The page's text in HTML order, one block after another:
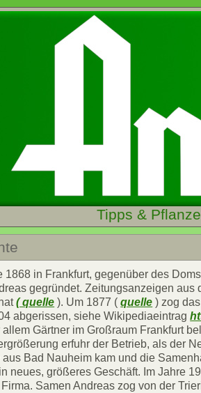
Tipps &
1868 in Frankfurt, gegenüber des
gegründet. Zeitungsanzeigen
( quelle ). Um 1877 (quelle ) zog
abgerissen, siehe Wikipediaeintrag
Gärtner im Großraum Frankfurt
erfuhr der Betrieb, als der
Bad Nauheim kam und die
neues, größeres Geschäft. Im Jahre
Samen Andreas zog von der